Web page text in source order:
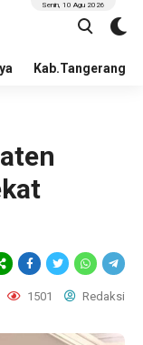
Kab.Tangerang
Senin, 10 Agu 2026
1501 Redaksi